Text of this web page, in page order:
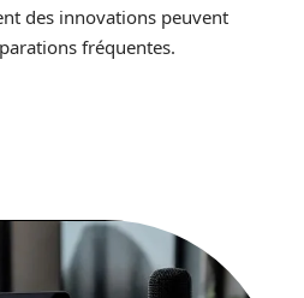
des innovations peuvent
fréquentes.